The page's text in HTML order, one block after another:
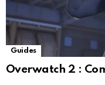
Guides
Overwatch 2 :